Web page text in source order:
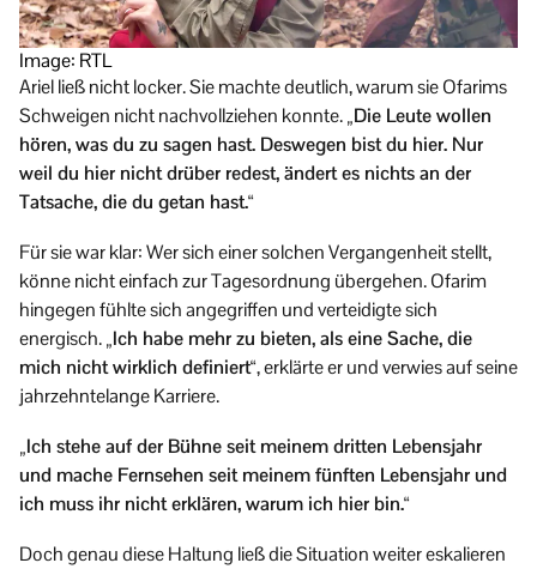
Image: RTL
Ariel ließ nicht locker. Sie machte deutlich, warum sie Ofarims
Schweigen nicht nachvollziehen konnte.„Die Leute wollen
hören, was du zu sagen hast. Deswegen bist du hier. Nur
weil du hier nicht drüber redest, ändert es nichts an der
Tatsache, die du getan hast.“
Für sie war klar: Wer sich einer solchen Vergangenheit stellt,
könne nicht einfach zur Tagesordnung übergehen. Ofarim
hingegen fühlte sich angegriffen und verteidigte sich
energisch.„Ich habe mehr zu bieten, als eine Sache, die
mich nicht wirklich definiert“, erklärte er und verwies auf seine
jahrzehntelange Karriere.
„Ich stehe auf der Bühne seit meinem dritten Lebensjahr
und mache Fernsehen seit meinem fünften Lebensjahr und
ich muss ihr nicht erklären, warum ich hier bin.“
Doch genau diese Haltung ließ die Situation weiter eskalieren